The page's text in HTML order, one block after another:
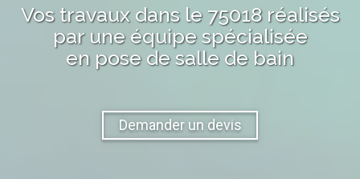
Vos travaux dans le 75018réalisés
par une équipe spécialisée
en pose de salle de bain
Demander un devis